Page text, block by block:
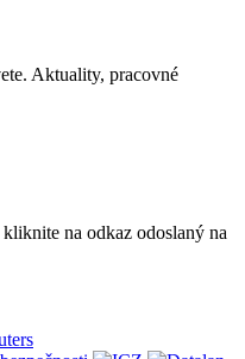
Aktuality, pracovné
na odkaz odoslaný na